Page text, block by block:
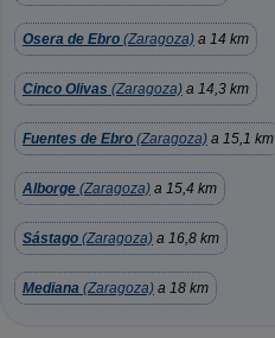
Osera de Ebro (Zaragoza) a 14 km
Cinco Olivas (Zaragoza) a 14,3 km
Fuentes de Ebro (Zaragoza) a 15,1 km
Alborge (Zaragoza) a 15,4 km
Sástago (Zaragoza) a 16,8 km
Mediana (Zaragoza) a 18 km